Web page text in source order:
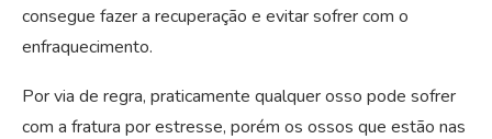
consegue fazer a recuperação e evitar sofrer com o
enfraquecimento.
Por via de regra, praticamente qualquer osso pode sofrer
com a fratura por estresse, porém os ossos que estão nas